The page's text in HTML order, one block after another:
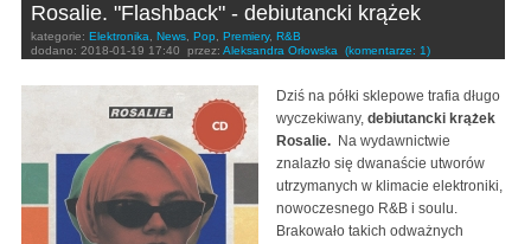
Rosalie. "Flashback" - debiutancki krążek
kategorie: Elektronika News Pop Premiery, R&B
dodano: 2018-01-19 17:40 przez: Aleksandra Orłowska (komentarze: 1)
Dziś na półki sklepowe trafia długo
wyczekiwany, debiutancki krążek
Rosalie. Na wydawnictwie
znalazło się dwanaście utworów
utrzymanych w klimacie elektroniki,
nowoczesnego R&B i soulu.
Brakowało takich odważnych